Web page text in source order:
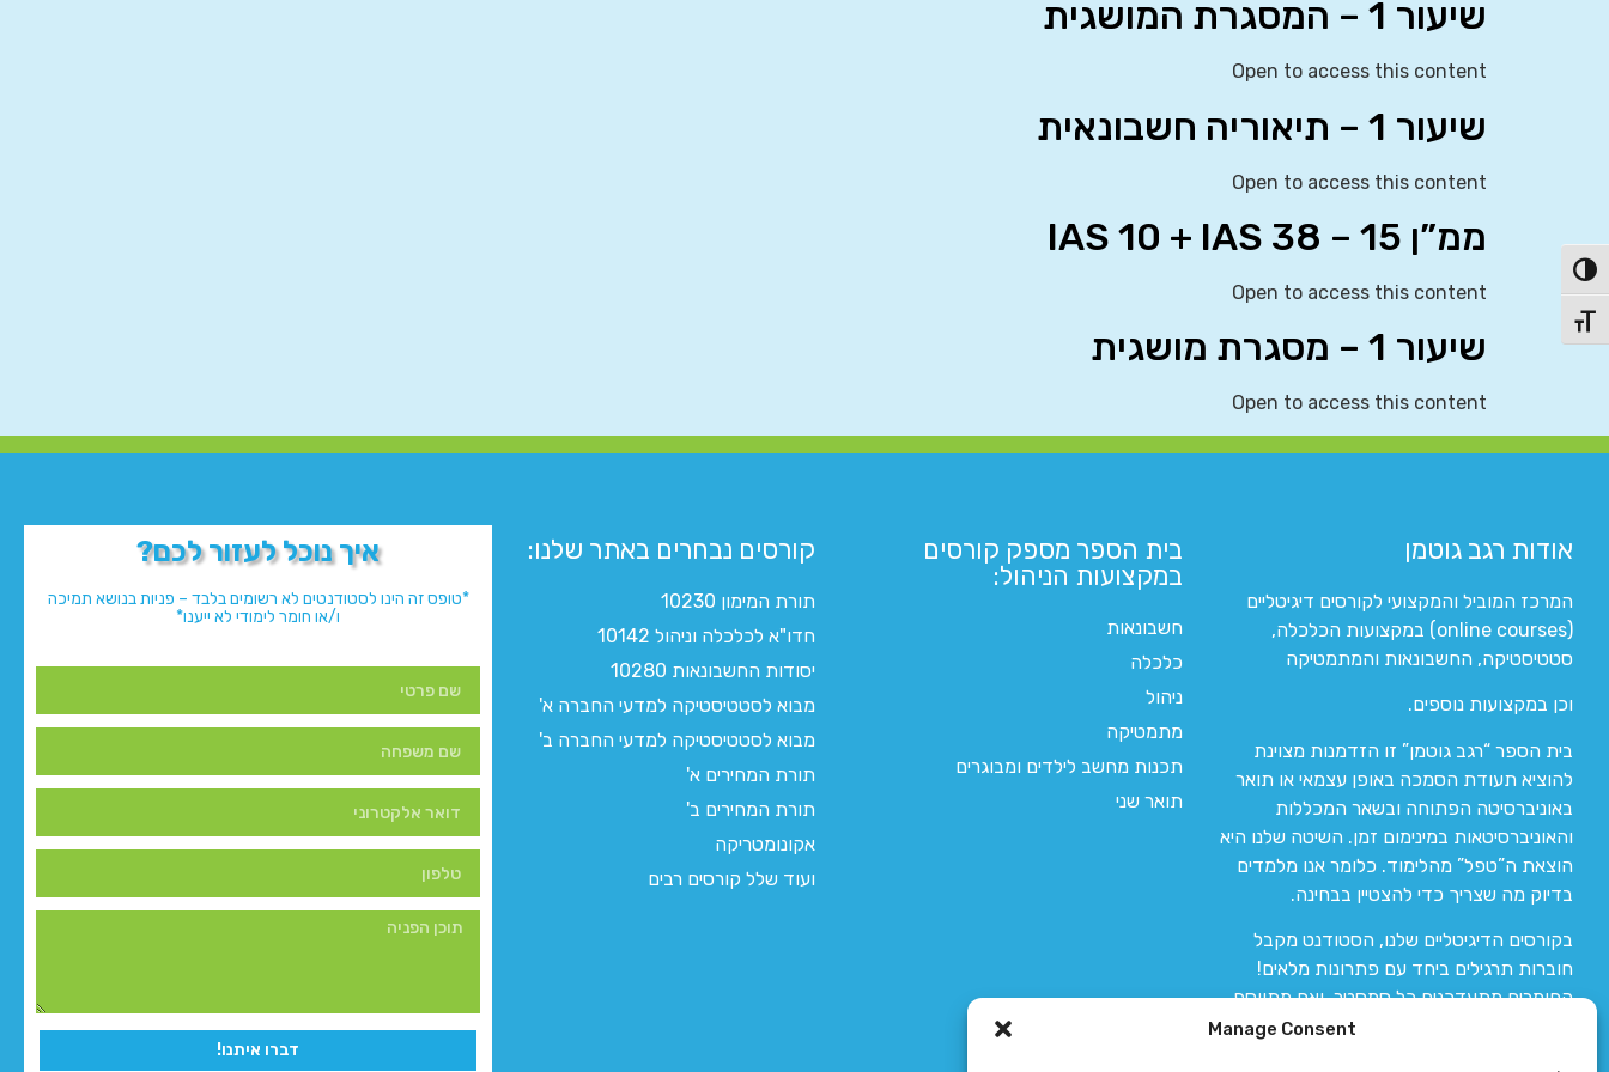
Manage Consent
הפעל/כבה ניגודיות גבוהה
מתג גודל גופן
שיעור 1 – המסגרת המושגית
Open to access this content
שיעור 1 – תיאוריה חשבונאית
Open to access this content
ממ”ן 15 – IAS 10 + IAS 38
Open to access this content
שיעור 1 – מסגרת מושגית
Open to access this content
אודות רגב גוטמן
המרכז המוביל והמקצועי לקורסים דיגיטליים
(online courses) במקצועות הכלכלה,
סטטיסטיקה, החשבונאות והמתמטיקה
וכן במקצועות נוספים.
בית הספר “רגב גוטמן” זו הזדמנות מצוינת
להוציא תעודת הסמכה באופן עצמאי או תואר
באוניברסיטה הפתוחה ובשאר המכללות
והאוניברסיטאות במינימום זמן. השיטה שלנו היא
הוצאת ה”טפל” מהלימוד. כלומר אנו מלמדים
בדיוק מה שצריך כדי להצטיין בבחינה.
בקורסים הדיגיטליים שלנו, הסטודנט מקבל
חוברות תרגילים ביחד עם פתרונות מלאים!
החומרים מתעדכנים כל סמסטר, ואם מתווסף
חומר חדש אז הקורס מתעדכן יחד איתו.
בית הספר מספק קורסים
במקצועות הניהול:
חשבונאות
כלכלה
ניהול
מתמטיקה
תכנות מחשב לילדים ומבוגרים
תואר שני
קורסים נבחרים באתר שלנו:​
תורת המימון 10230
חדו"א לכלכלה וניהול 10142
יסודות החשבונאות 10280
מבוא לסטטיסטיקה למדעי החברה א'
מבוא לסטטיסטיקה למדעי החברה ב'
תורת המחירים א'
תורת המחירים ב'
אקונומטריקה
ועוד שלל קורסים רבים
איך נוכל לעזור לכם?
*טופס זה הינו לסטודנטים לא רשומים בלבד – פניות בנושא תמיכה
ו/או חומר לימודי לא ייענו*
דברו איתנו!